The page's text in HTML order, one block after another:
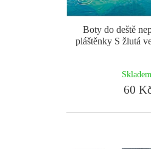
Boty do deště
pláštěnky S žlutá
Skladem
60